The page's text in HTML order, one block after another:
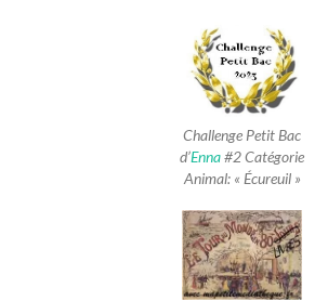
Challenge Petit Bac
d’Enna#2 Catégorie
Animal: « Écureuil »